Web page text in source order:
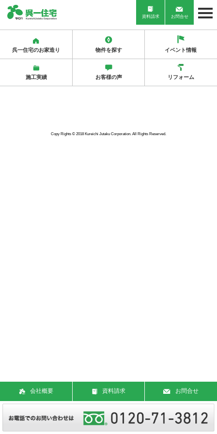
資料請求 お問合せ
呉一住宅のお家造り 物件を探す イベント情報
施工実績 お客様の声 リフォーム
Copy Rights © 2018 Kureichi Jutaku Corporation. All Rights Reserved.
会社概要 資料請求 お問合せ